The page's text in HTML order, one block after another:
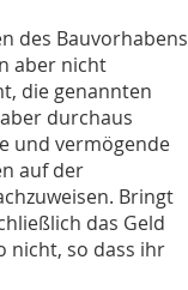
des Bauvorhabens
aber nicht
die genannten
durchaus
und vermögende
auf der
Bringt
das Geld
nicht, so dass ihr